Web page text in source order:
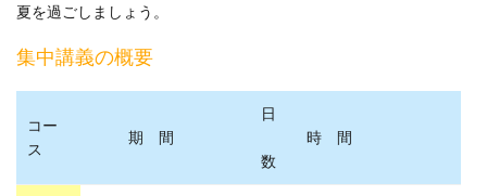
夏を過ごしましょう。
集中講義の概要
コー
ス
期 間
日
数
時 間